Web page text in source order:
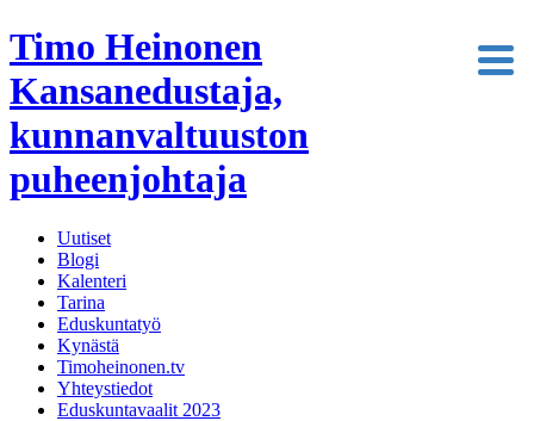
Timo Heinonen
Kansanedustaja,
kunnanvaltuuston
puheenjohtaja
Uutiset
Blogi
Kalenteri
Tarina
Eduskuntatyö
Kynästä
Timoheinonen.tv
Yhteystiedot
Eduskuntavaalit 2023